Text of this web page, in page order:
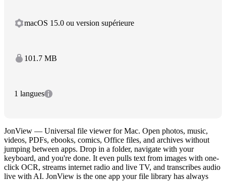
macOS 15.0 ou version supérieure
101.7 MB
1 langues
JonView — Universal file viewer for Mac. Open photos, music,
videos, PDFs, ebooks, comics, Office files, and archives without
jumping between apps. Drop in a folder, navigate with your
keyboard, and you're done. It even pulls text from images with one-
click OCR, streams internet radio and live TV, and transcribes audio
live with AI. JonView is the one app your file library has always